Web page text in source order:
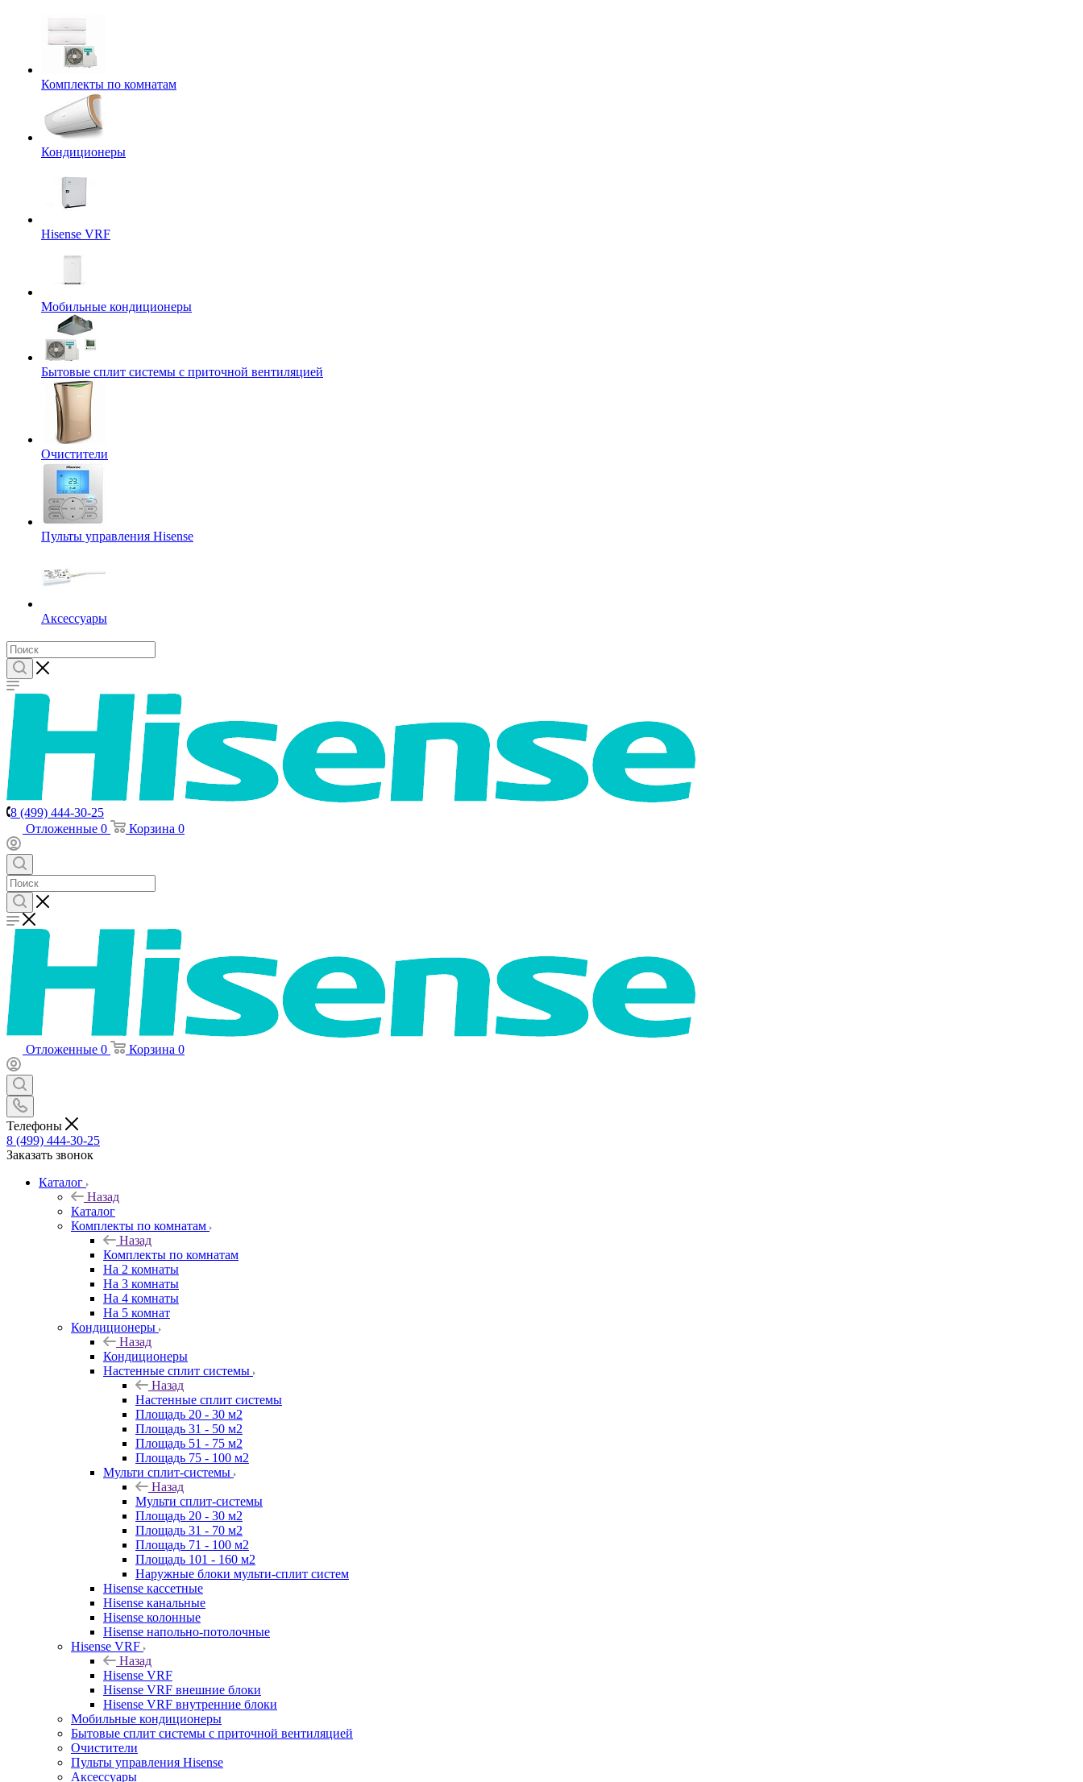
Комплекты по комнатам
Кондиционеры
Hisense VRF
Мобильные кондиционеры
Бытовые сплит системы с приточной вентиляцией
Очистители
Пульты управления Hisense
Аксессуары
8 (499) 444-30-25
Отложенные 0 Корзина 0
Отложенные 0 Корзина 0
Телефоны
8 (499) 444-30-25
Заказать звонок
Каталог
Назад
Каталог
Комплекты по комнатам
Назад
Комплекты по комнатам
На 2 комнаты
На 3 комнаты
На 4 комнаты
На 5 комнат
Кондиционеры
Назад
Кондиционеры
Настенные сплит системы
Назад
Настенные сплит системы
Площадь 20 - 30 м2
Площадь 31 - 50 м2
Площадь 51 - 75 м2
Площадь 75 - 100 м2
Мульти сплит-системы
Назад
Мульти сплит-системы
Площадь 20 - 30 м2
Площадь 31 - 70 м2
Площадь 71 - 100 м2
Площадь 101 - 160 м2
Наружные блоки мульти-сплит систем
Hisense кассетные
Hisense канальные
Hisense колонные
Hisense напольно-потолочные
Hisense VRF
Назад
Hisense VRF
Hisense VRF внешние блоки
Hisense VRF внутренние блоки
Мобильные кондиционеры
Бытовые сплит системы с приточной вентиляцией
Очистители
Пульты управления Hisense
Аксессуары